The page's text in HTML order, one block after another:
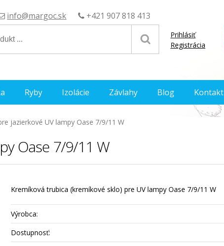
info@margoc.sk +421 907 818 413
Prihlásiť
Registrácia
jazierkové UV lampy Oase 7/9/11 W
Oase 7/9/11 W
Kremíková trubica (kremíkové sklo) pre UV lampy Oase 7/9/11 W
Výrobca:
Dostupnosť:
Ryby Izolácie Závlahy Blog Kontakt